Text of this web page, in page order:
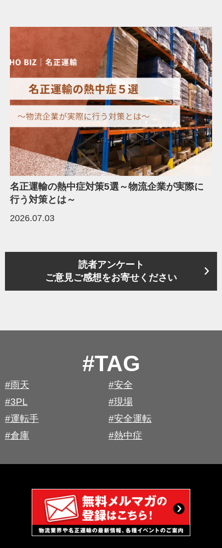
名正運輸の熱中症対策5選～物流企業が実際に
行う対策とは～
2026.07.03
読者アンケート
ご意見ご感想をお寄せください
#TAG
#雨天
#安全
#3PL
#現場
#運転手
#安全運転
#倉庫
#熱中症